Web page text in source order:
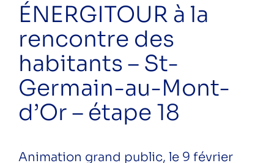
ÉNERGITOUR à la rencontre des
habitants – Givors – étape 15
ÉNERGITOUR à la rencontre des
habitants – Lyon 7 – étape 16
ÉNERGITOUR à la rencontre des
habitants – Caluire – étape 17
logement individuel – Saint Priest
ÉNERGITOUR à la
rencontre des
habitants – St-
Germain-au-Mont-
d’Or – étape 18
Animation grand public, le 9 février